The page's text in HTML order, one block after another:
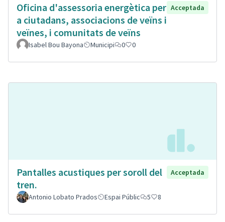
Oficina d'assessoria energètica per
a ciutadans, associacions de veïns i
veïnes, i comunitats de veïns
Acceptada
Isabel Bou Bayona Municipi 0 0
Pantalles acustiques per soroll del
tren.
Acceptada
Antonio Lobato Prados Espai Públic 5 8